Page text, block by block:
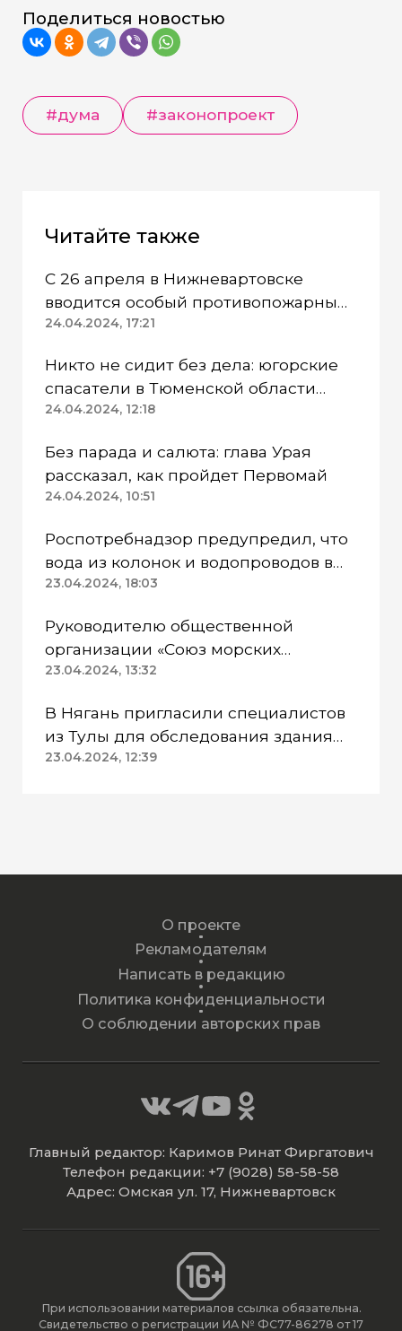
Поделиться новостью
#дума #законопроект
Читайте также
С 26 апреля в Нижневартовске
вводится особый противопожарный
режим
24.04.2024, 17:21
Никто не сидит без дела: югорские
спасатели в Тюменской области
работают в две смены
24.04.2024, 12:18
Без парада и салюта: глава Урая
рассказал, как пройдет Первомай
24.04.2024, 10:51
Роспотребнадзор предупредил, что
вода из колонок и водопроводов в
Казанском районе непригодна для
23.04.2024, 18:03
Руководителю общественной
организации «Союз морских
пехотинцев» Югры вынесли
23.04.2024, 13:32
В Нягань пригласили специалистов
из Тулы для обследования здания
ДК «Геолог»
23.04.2024, 12:39
О проекте
Рекламодателям
Написать в редакцию
Политика конфиденциальности
О соблюдении авторских прав
Главный редактор: Каримов Ринат Фиргатович
Телефон редакции: +7 (9028) 58-58-58
Адрес: Омская ул. 17, Нижневартовск
При использовании материалов ссылка обязательна.
Свидетельство о регистрации ИА № ФС77-86278 от 17